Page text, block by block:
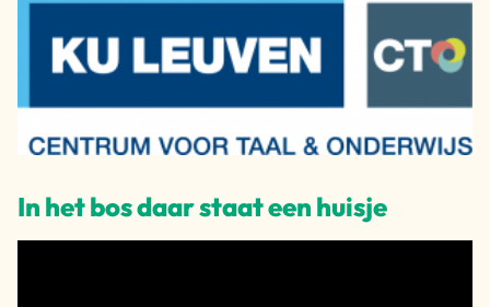
In het bos daar staat een huisje